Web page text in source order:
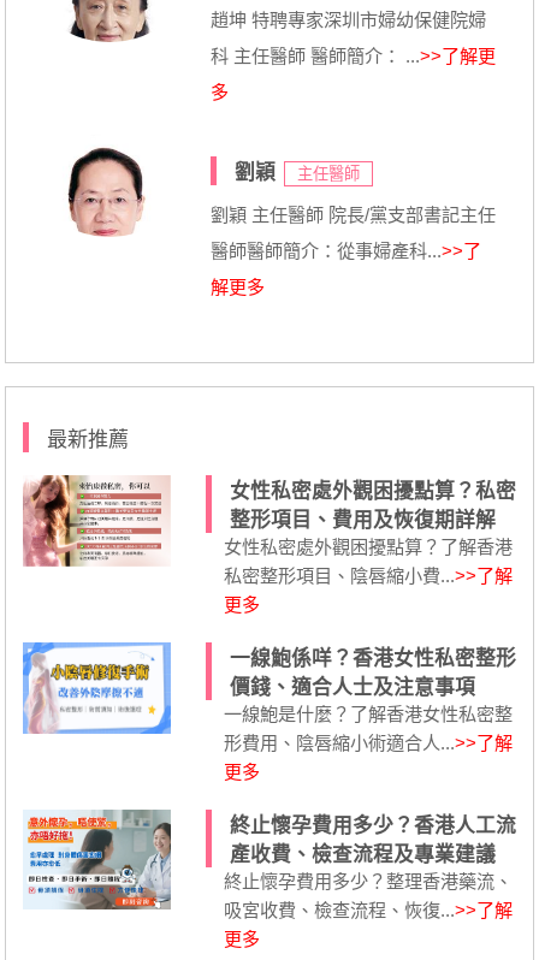
趙坤 特聘專家深圳市婦幼保健院婦
科 主任醫師 醫師簡介： ...>>了解更
多
劉穎 主任醫師
劉穎 主任醫師 院長/黨支部書記主任
醫師醫師簡介：從事婦產科...>>了
解更多
最新推薦
女性私密處外觀困擾點算？私密
整形項目、費用及恢復期詳解
女性私密處外觀困擾點算？了解香港
私密整形項目、陰唇縮小費...>>了解
更多
一線鮑係咩？香港女性私密整形
價錢、適合人士及注意事項
一線鮑是什麼？了解香港女性私密整
形費用、陰唇縮小術適合人...>>了解
更多
終止懷孕費用多少？香港人工流
產收費、檢查流程及專業建議
終止懷孕費用多少？整理香港藥流、
吸宮收費、檢查流程、恢復...>>了解
更多